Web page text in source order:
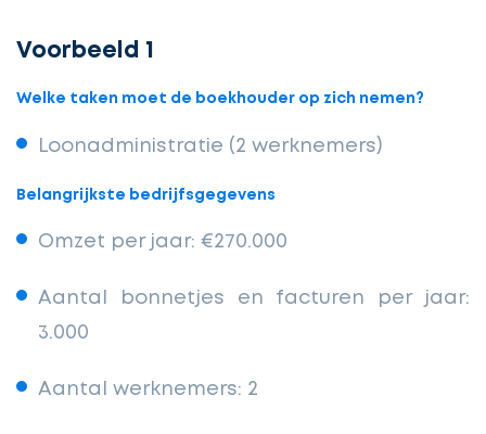
Voorbeeld 1
Welke taken moet de boekhouder op zich nemen?
Loonadministratie (2 werknemers)
Belangrijkste bedrijfsgegevens
Omzet per jaar: €270.000
Aantal bonnetjes en facturen per jaar:
3.000
Aantal werknemers: 2